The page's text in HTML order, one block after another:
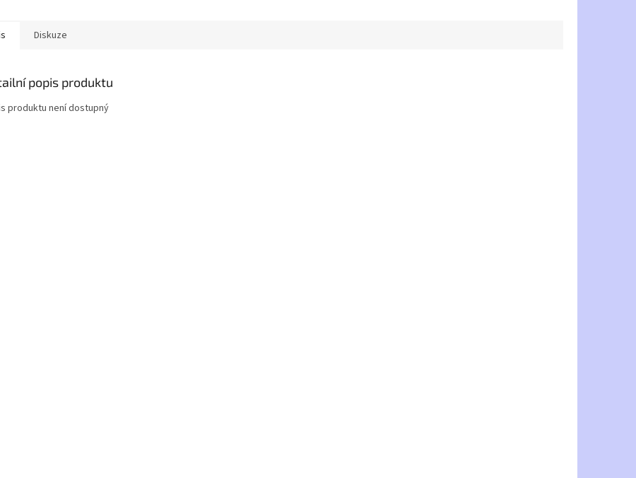
Diskuze
popis produktu
produktu není dostupný